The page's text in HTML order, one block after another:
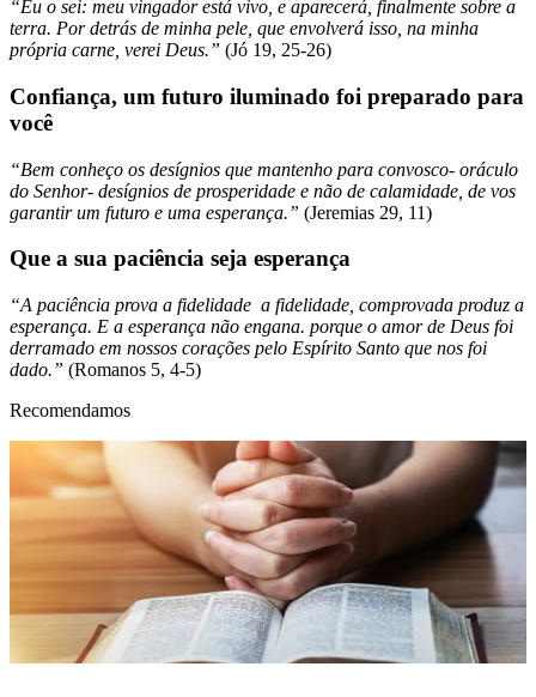
“Eu o sei: meu vingador está vivo, e aparecerá, finalmente sobre a
terra. Por detrás de minha pele, que envolverá isso, na minha
própria carne, verei Deus.” (Jó 19, 25-26)
Confiança, um futuro iluminado foi preparado para
você
“Bem conheço os desígnios que mantenho para convosco- oráculo
do Senhor- desígnios de prosperidade e não de calamidade, de vos
garantir um futuro e uma esperança.” (Jeremias 29, 11)
Que a sua paciência seja esperança
“A paciência prova a fidelidade a fidelidade, comprovada produz a
esperança. E a esperança não engana. porque o amor de Deus foi
derramado em nossos corações pelo Espírito Santo que nos foi
dado.” (Romanos 5, 4-5)
Recomendamos